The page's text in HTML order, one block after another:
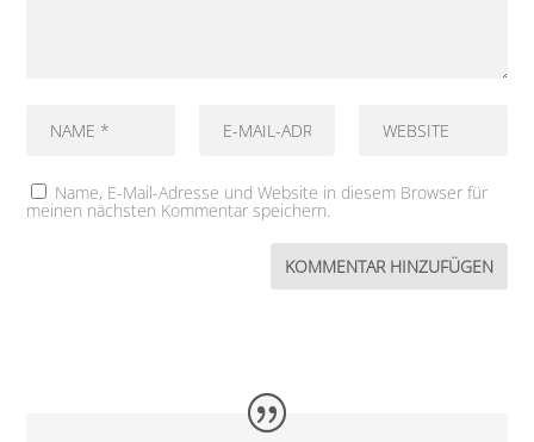
Name, E-Mail-Adresse und Website in diesem Browser für
meinen nächsten Kommentar speichern.